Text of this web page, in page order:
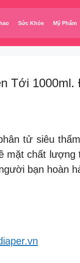
Sức Khỏe Mỹ Phẩm
Tới
tử siêu
chất lượng
bạn hoàn